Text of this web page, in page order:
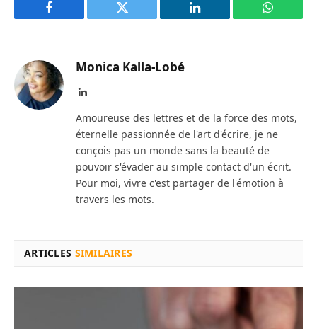
Facebook Twitter LinkedIn
Monica Kalla-Lobé
LinkedIn
Amoureuse des lettres et de la force des mots,
éternelle passionnée de l'art d'écrire, je ne
conçois pas un monde sans la beauté de
pouvoir s'évader au simple contact d'un écrit.
Pour moi, vivre c'est partager de l'émotion à
travers les mots.
ARTICLES SIMILAIRES